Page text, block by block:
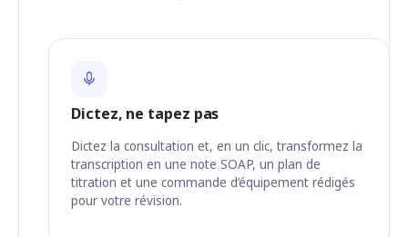
Dictez, ne tapez pas
Dictez la consultation et, en un clic, transformez la
transcription en une note SOAP, un plan de
titration et une commande d’équipement rédigés
pour votre révision.